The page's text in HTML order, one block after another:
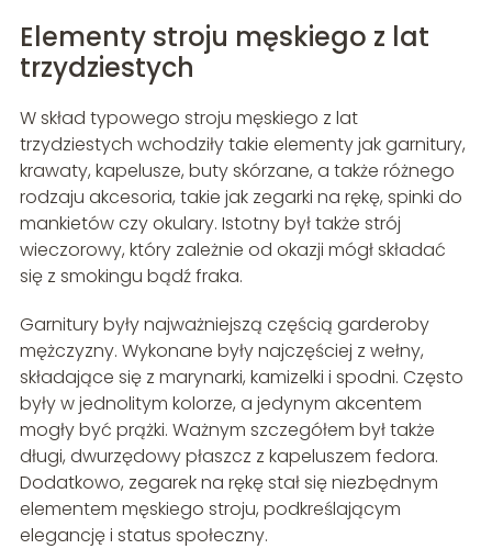
Elementy stroju męskiego z lat
trzydziestych
W skład typowego stroju męskiego z lat
trzydziestych wchodziły takie elementy jak garnitury,
krawaty, kapelusze, buty skórzane, a także różnego
rodzaju akcesoria, takie jak zegarki na rękę, spinki do
mankietów czy okulary. Istotny był także strój
wieczorowy, który zależnie od okazji mógł składać
się z smokingu bądź fraka.
Garnitury były najważniejszą częścią garderoby
mężczyzny. Wykonane były najczęściej z wełny,
składające się z marynarki, kamizelki i spodni. Często
były w jednolitym kolorze, a jedynym akcentem
mogły być prążki. Ważnym szczegółem był także
długi, dwurzędowy płaszcz z kapeluszem fedora.
Dodatkowo, zegarek na rękę stał się niezbędnym
elementem męskiego stroju, podkreślającym
elegancję i status społeczny.